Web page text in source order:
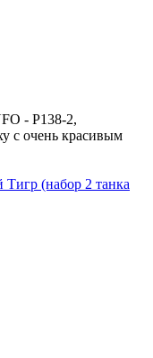
- P138-2,
с очень красивым
(набор 2 танка